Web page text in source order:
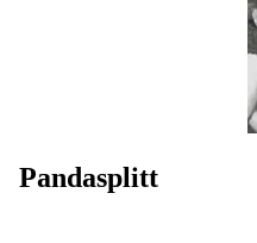
Pandasplitt